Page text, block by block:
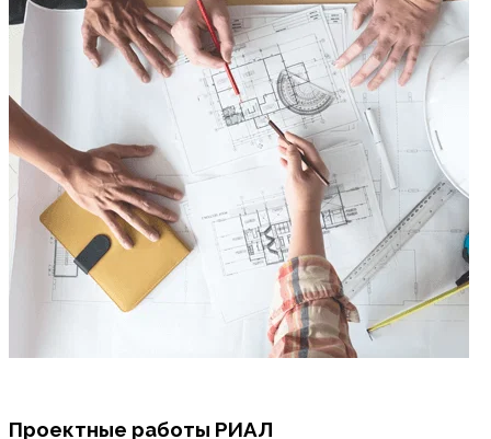
Проектные работы РИАЛ